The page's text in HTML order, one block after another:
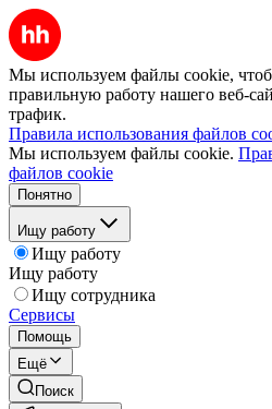
Мы используем файлы cookie,
правильную работу нашего веб-
трафик.
Правила использования файлов
Мы используем файлы cookie.
файлов cookie
Понятно
Ищу работу
Ищу работу
Ищу работу
Ищу сотрудника
Сервисы
Помощь
Ещё
Поиск